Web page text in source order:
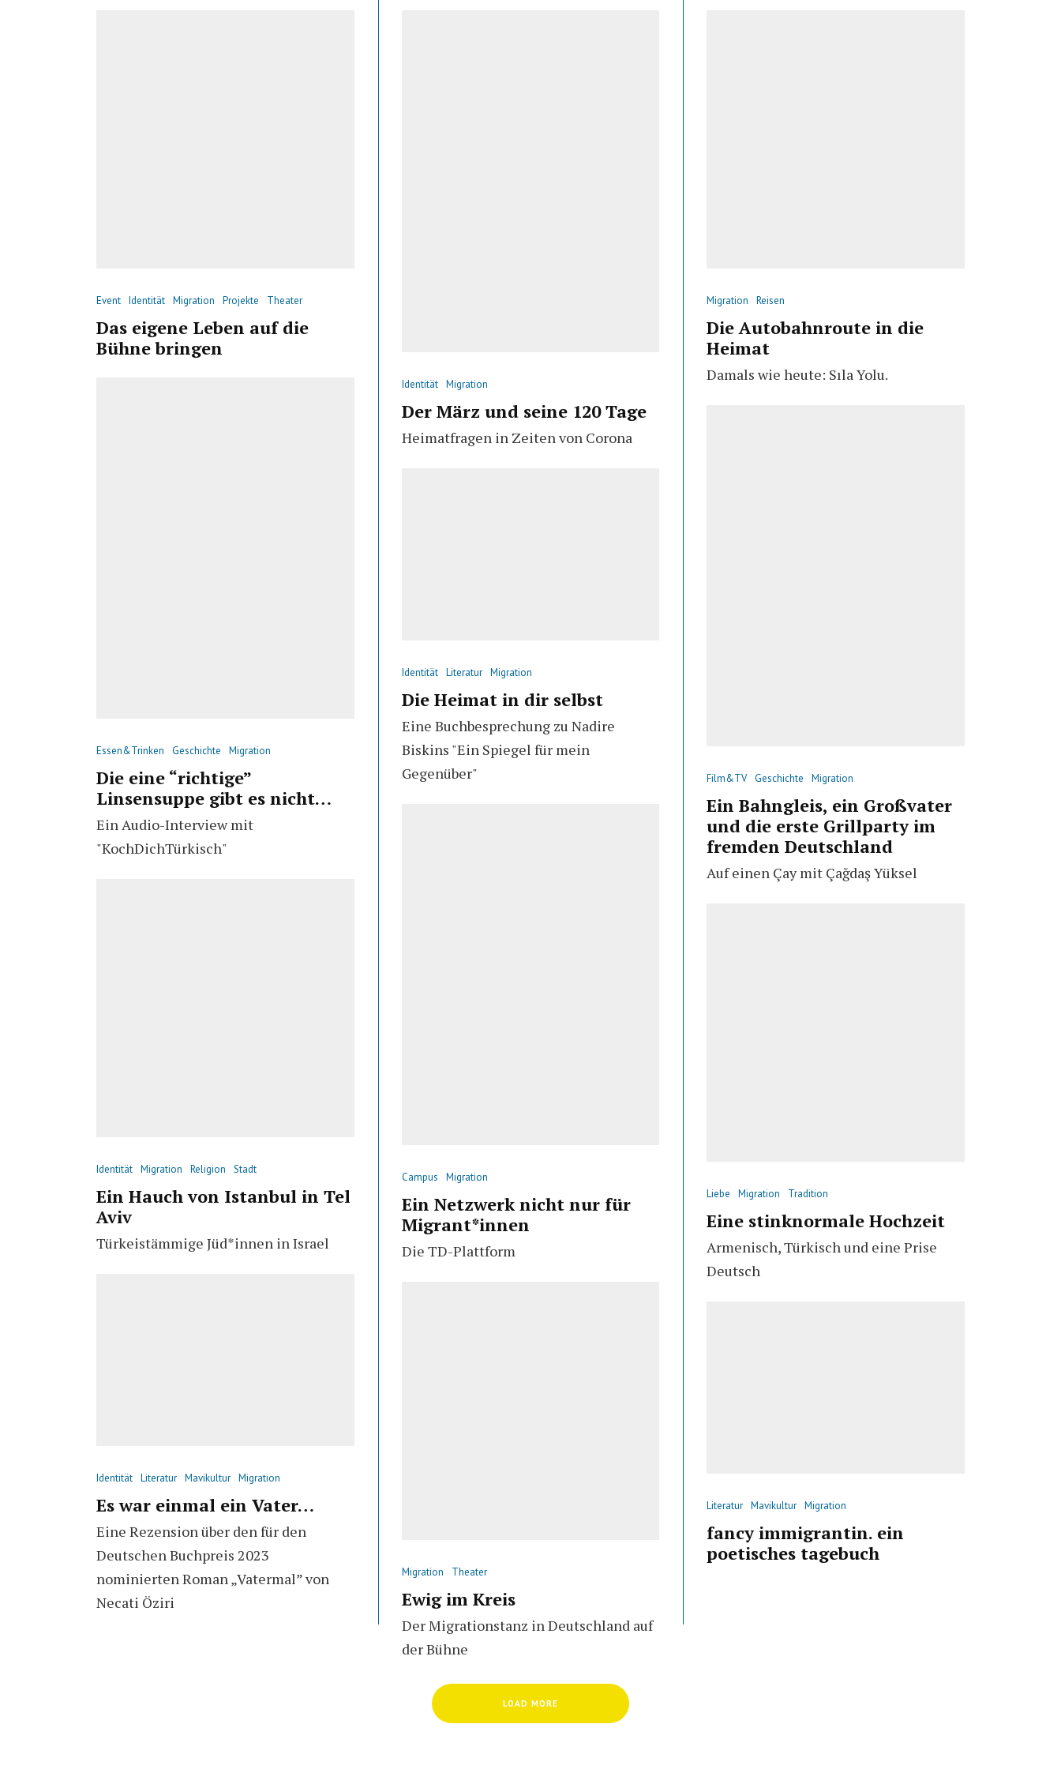
Event Identität Migration Projekte Theater
Das eigene Leben auf die
Bühne bringen
Essen&Trinken Geschichte Migration
Die eine “richtige”
Linsensuppe gibt es nicht…
Ein Audio-Interview mit
"KochDichTürkisch"
Identität Migration Religion Stadt
Ein Hauch von Istanbul in Tel
Aviv
Türkeistämmige Jüd*innen in Israel
Identität Literatur Mavikultur Migration
Es war einmal ein Vater…
Eine Rezension über den für den
Deutschen Buchpreis 2023
nominierten Roman „Vatermal” von
Necati Öziri
Identität Migration
Der März und seine 120 Tage
Heimatfragen in Zeiten von Corona
Identität Literatur Migration
Die Heimat in dir selbst
Eine Buchbesprechung zu Nadire
Biskins "Ein Spiegel für mein
Gegenüber"
Campus Migration
Ein Netzwerk nicht nur für
Migrant*innen
Die TD-Plattform
Migration Theater
Ewig im Kreis
Der Migrationstanz in Deutschland auf
der Bühne
Migration Reisen
Die Autobahnroute in die
Heimat
Damals wie heute: Sıla Yolu.
Film&TV Geschichte Migration
Ein Bahngleis, ein Großvater
und die erste Grillparty im
fremden Deutschland
Auf einen Çay mit Çağdaş Yüksel
Liebe Migration Tradition
Eine stinknormale Hochzeit
Armenisch, Türkisch und eine Prise
Deutsch
Literatur Mavikultur Migration
fancy immigrantin. ein
poetisches tagebuch
LOAD MORE